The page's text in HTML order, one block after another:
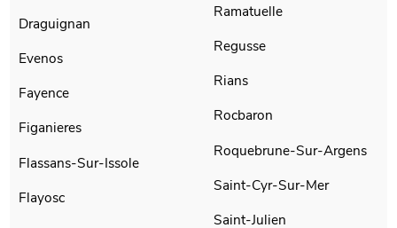
Draguignan
Evenos
Fayence
Figanieres
Flassans-Sur-Issole
Flayosc
Ramatuelle
Regusse
Rians
Rocbaron
Roquebrune-Sur-Argens
Saint-Cyr-Sur-Mer
Saint-Julien